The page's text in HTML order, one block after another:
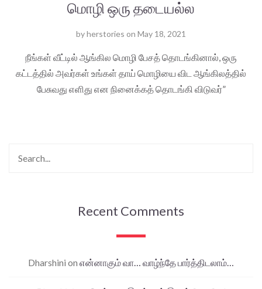
மொழி ஒரு தடையல்ல
byherstories on May 18, 2021
நீங்கள் வீட்டில் ஆங்கில மொழி பேசத் தொடங்கினால், ஒரு
கட்டத்தில் அவர்கள் உங்கள் தாய் மொழியை விட ஆங்கிலத்தில்
பேசுவது எளிது என நினைக்கத் தொடங்கி விடுவர்”
Recent Comments
Dharshini on என்னாகும் வா… வாழ்ந்தே பார்த்திடலாம்…